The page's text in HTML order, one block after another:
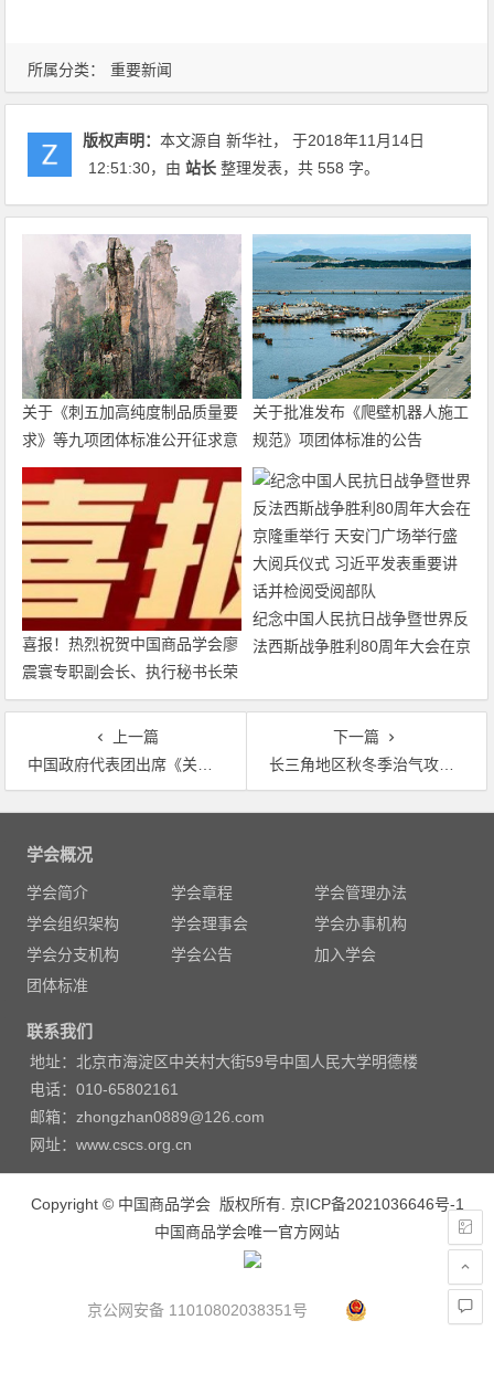
所属分类： 重要新闻
版权声明：本文源自 新华社， 于2018年11月14日
12:51:30，由站长 整理发表，共 558 字。
关于《刺五加高纯度制品质量要
求》等九项团体标准公开征求意
见的通知
关于批准发布《爬壁机器人施工
规范》项团体标准的公告
喜报！热烈祝贺中国商品学会廖
震寰专职副会长、执行秘书长荣
获农工党中央表彰
纪念中国人民抗日战争暨世界反
法西斯战争胜利80周年大会在京
阅兵仪式 习近平发表重要讲话
并检阅受阅部队
上一篇
中国政府代表团出席《关于消耗臭氧层物质的蒙特利尔议定书》第30次缔约方大会
下一篇
长三角地区秋冬季治气攻坚方案出台 PM2.5 平均浓度要同比下降3%左右
文
学会概况
学会简介 学会章程
学会管理办法
学会组织架构
学会理事会
学会办事机构
学会分支机构
学会公告
加入学会
团体标准
联系我们
地址：北京市海淀区中关村大街59号中国人民大学明德楼
电话：010-65802161
邮箱：zhongzhan0889@126.com
网址：www.cscs.org.cn
Copyright © 中国商品学会 版权所有. 京ICP备2021036646号-1
中国商品学会唯一官方网站
京公网安备 11010802038351号